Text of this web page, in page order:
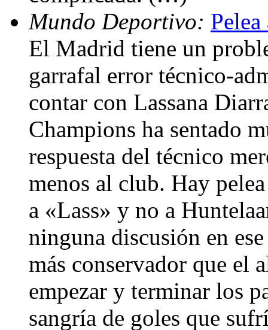
Mundo Deportivo:
El Madrid tiene un
garrafal error técnico-
contar con Lassana
Champions ha sentado
respuesta del técnico
menos al club. Hay
a «Lass» y no a
ninguna discusión en
más conservador que el
empezar y terminar los
sangría de goles que